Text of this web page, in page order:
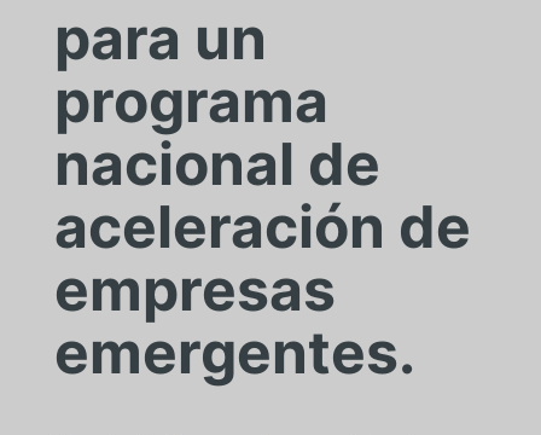
para un
programa
nacional de
aceleración de
empresas
emergentes.